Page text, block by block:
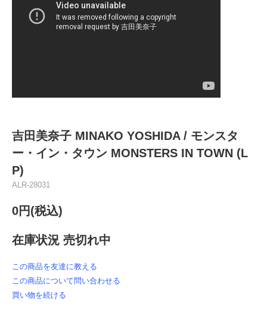
吉田美奈子 MINAKO YOSHIDA / モンスタ
ー・イン・タウン MONSTERS IN TOWN (L
P)
ALR-28031
0円(税込)
在庫状況 売切れ中
この商品を友達に教える
この商品について問い合わせる
買い物を続ける